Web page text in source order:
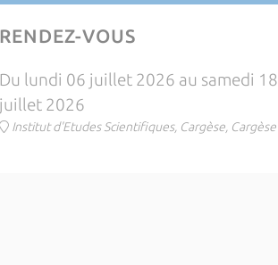
RENDEZ-VOUS
Du lundi 06 juillet 2026 au samedi 18
juillet 2026
Institut d'Etudes Scientifiques, Cargèse, Cargèse